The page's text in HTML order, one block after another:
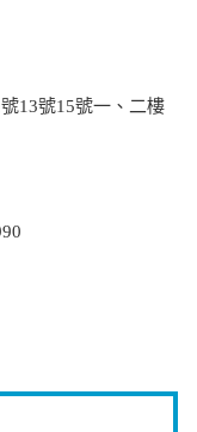
13號15號一、二樓